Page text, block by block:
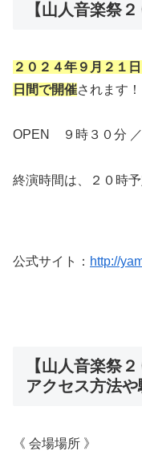
【山人音楽祭
２０２４年９月２１
日間で開催されます！
OPEN ９時３０分
終演時間は、２０時予
公式サイト： http://
【山人音楽祭
アクセス方法
《 会場場所 》